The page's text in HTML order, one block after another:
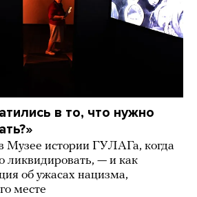
в то, что нужно
Музее истории ГУЛАГа, когда
ликвидировать, — и как
об ужасах нацизма,
месте